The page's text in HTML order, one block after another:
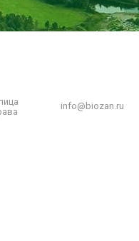
info@biozan.ru